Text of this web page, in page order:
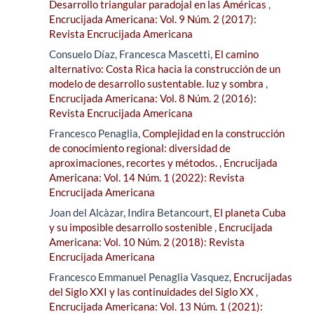
Desarrollo triangular paradojal en las Américas ,
Encrucijada Americana: Vol. 9 Núm. 2 (2017):
Revista Encrucijada Americana
Consuelo Díaz, Francesca Mascetti, El camino
alternativo: Costa Rica hacia la construcción de un
modelo de desarrollo sustentable. luz y sombra ,
Encrucijada Americana: Vol. 8 Núm. 2 (2016):
Revista Encrucijada Americana
Francesco Penaglia,Complejidad en la construcción
de conocimiento regional: diversidad de
aproximaciones, recortes y métodos., Encrucijada
Americana: Vol. 14 Núm. 1 (2022): Revista
Encrucijada Americana
Joan del Alcàzar, Indira Betancourt, El planeta Cuba
y su imposible desarrollo sostenible, Encrucijada
Americana: Vol. 10 Núm. 2 (2018): Revista
Encrucijada Americana
Francesco Emmanuel Penaglia Vasquez, Encrucijadas
del Siglo XXI y las continuidades del Siglo XX,
Encrucijada Americana: Vol. 13 Núm. 1 (2021):